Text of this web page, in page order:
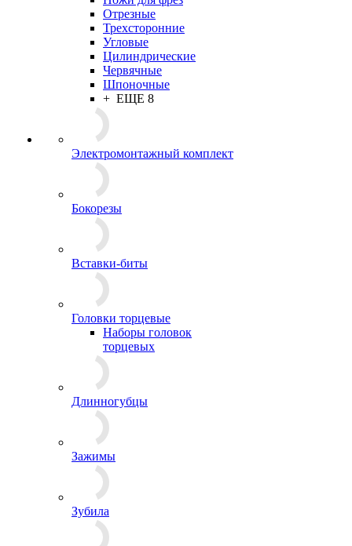
Отрезные
Трехсторонние
Угловые
Цилиндрические
Червячные
Шпоночные
+ ЕЩЕ 8
Электромонтажный комплект
Бокорезы
Вставки-биты
Головки торцевые
Наборы головок
торцевых
Длинногубцы
Зажимы
Зубила